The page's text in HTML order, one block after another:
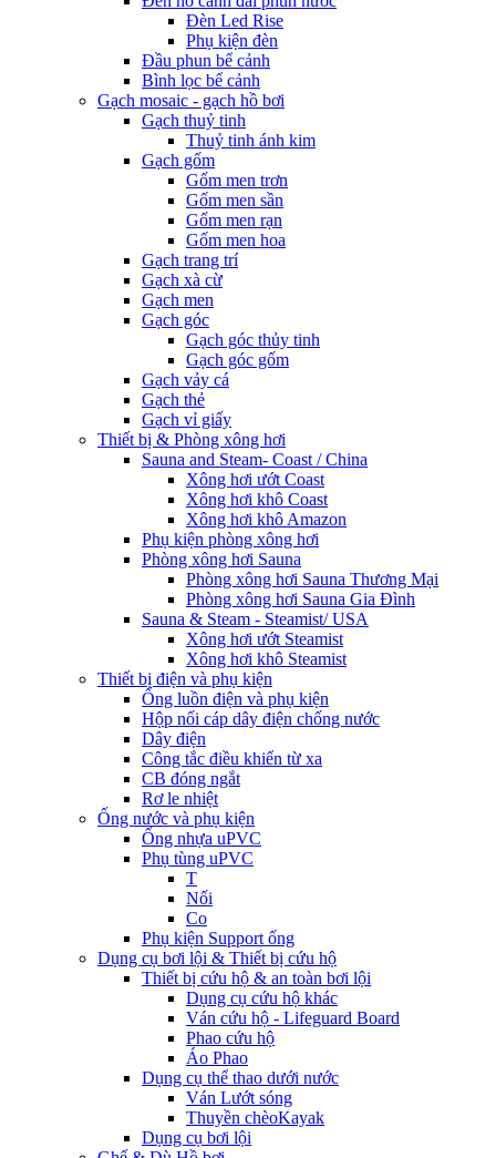
Đèn Led Rise
Phụ kiện đèn
Đầu phun bể cảnh
Bình lọc bể cảnh
Gạch mosaic - gạch hồ bơi
Gạch thuỷ tinh
Thuỷ tinh ánh kim
Gạch gốm
Gốm men trơn
Gốm men sần
Gốm men rạn
Gốm men hoa
Gạch trang trí
Gạch xà cừ
Gạch men
Gạch góc
Gạch góc thủy tinh
Gạch góc gốm
Gạch vảy cá
Gạch thẻ
Gạch vỉ giấy
Thiết bị & Phòng xông hơi
Sauna and Steam- Coast / China
Xông hơi ướt Coast
Xông hơi khô Coast
Xông hơi khô Amazon
Phụ kiện phòng xông hơi
Phòng xông hơi Sauna
Phòng xông hơi Sauna Thương Mại
Phòng xông hơi Sauna Gia Đình
Sauna & Steam - Steamist/ USA
Xông hơi ướt Steamist
Xông hơi khô Steamist
Thiết bị điện và phụ kiện
Ống luồn điện và phụ kiện
Hộp nối cáp dây điện chống nước
Dây điện
Công tắc điều khiển từ xa
CB đóng ngắt
Rơ le nhiệt
Ống nước và phụ kiện
Ống nhựa uPVC
Phụ tùng uPVC
T
Nối
Co
Phụ kiện Support ống
Dụng cụ bơi lội & Thiết bị cứu hộ
Thiết bị cứu hộ & an toàn bơi lội
Dụng cụ cứu hộ khác
Ván cứu hộ - Lifeguard Board
Phao cứu hộ
Áo Phao
Dụng cụ thể thao dưới nước
Ván Lướt sóng
Thuyền chèoKayak
Dụng cụ bơi lội